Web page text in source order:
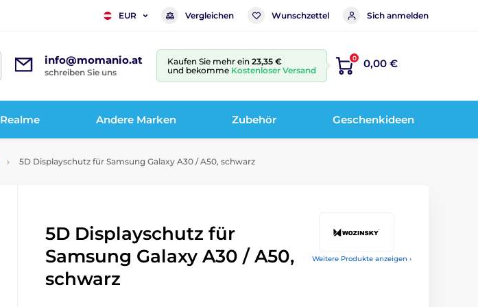
EUR Vergleichen Wunschzettel Sich anmelden
info@momanio.at
schreiben Sie uns
Kaufen Sie mehr ein 23,35 €
und bekomme Kostenloser Versand
0 0,00 €
Realme Andere Marken Zubehör Geschenkideen
5D Displayschutz für Samsung Galaxy A30 / A50, schwarz
Weitere Produkte anzeigen ›
5D Displayschutz für
Samsung Galaxy A30 / A50,
schwarz